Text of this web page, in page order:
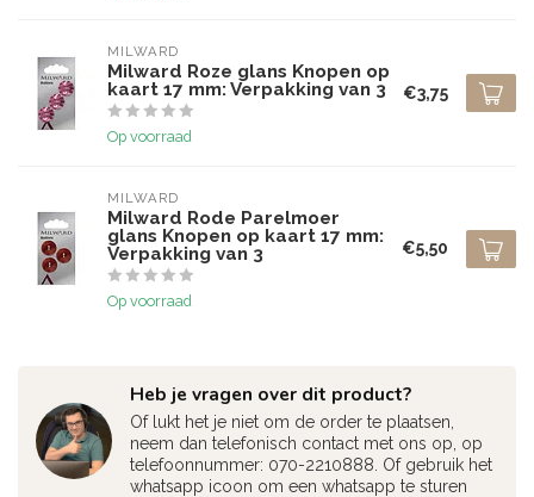
MILWARD
Milward Roze glans Knopen op
kaart 17 mm: Verpakking van 3
Op voorraad
€3,75
MILWARD
Milward Rode Parelmoer
glans Knopen op kaart 17 mm:
Verpakking van 3
Op voorraad
€5,50
Heb je vragen over dit product?
Of lukt het je niet om de order te plaatsen,
neem dan telefonisch contact met ons op, op
telefoonnummer: 070-2210888. Of gebruik het
whatsapp icoon om een whatsapp te sturen